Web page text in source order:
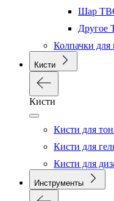
Шар
Другое
Колпачки
Кисти
Кисти
Кисти для
Кисти для
Кисти для
Инструменты